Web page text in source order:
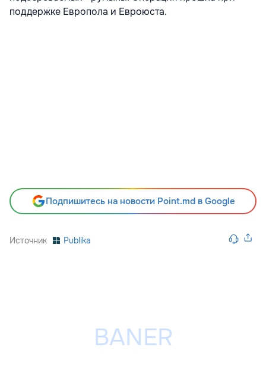
поддержке Европола и Евроюста.
Подпишитесь на новости Point.md в Google
Источник Publika